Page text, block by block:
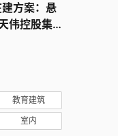
方案：悬
伟控股集
教育建筑
室内